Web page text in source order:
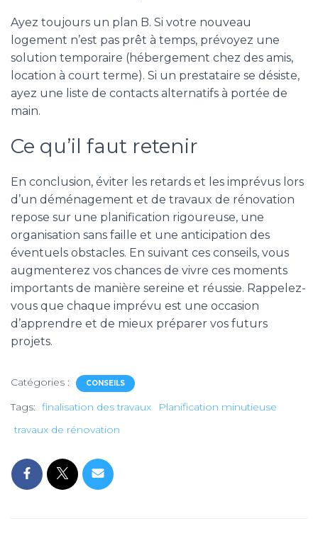
Ayez toujours un plan B. Si votre nouveau
logement n’est pas prêt à temps, prévoyez une
solution temporaire (hébergement chez des amis,
location à court terme). Si un prestataire se désiste,
ayez une liste de contacts alternatifs à portée de
main.
Ce qu’il faut retenir
En conclusion, éviter les retards et les imprévus lors
d’un déménagement et de travaux de rénovation
repose sur une planification rigoureuse, une
organisation sans faille et une anticipation des
éventuels obstacles. En suivant ces conseils, vous
augmenterez vos chances de vivre ces moments
importants de manière sereine et réussie. Rappelez-
vous que chaque imprévu est une occasion
d’apprendre et de mieux préparer vos futurs
projets.
Catégories : CONSEILS
Tags: finalisation des travaux
Planification minutieuse
travaux de rénovation